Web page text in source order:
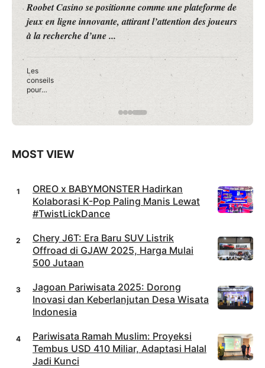
travelounge.co – Cibis Park merayakan Hari Ulang
Tahun (HUT) ke-499 Jakarta melalui Gelaran Musik
Jakarta 2026 yang menghadirkan kolaborasi musik ...
Rayakan HUT Jakarta ke-499, Cibis Park Hadirkan
MOST VIEW
OREO x BABYMONSTER Hadirkan
Kolaborasi K-Pop Paling Manis Lewat
#TwistLickDance
Chery J6T: Era Baru SUV Listrik
Offroad di GJAW 2025, Harga Mulai
500 Jutaan
Jagoan Pariwisata 2025: Dorong
Inovasi dan Keberlanjutan Desa Wisata
Indonesia
Pariwisata Ramah Muslim: Proyeksi
Tembus USD 410 Miliar, Adaptasi Halal
Jadi Kunci